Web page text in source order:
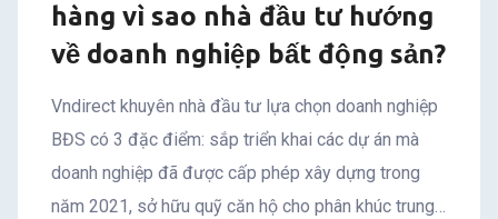
hàng vì sao nhà đầu tư hướng
về doanh nghiệp bất động sản?
Vndirect khuyên nhà đầu tư lựa chọn doanh nghiệp
BĐS có 3 đặc điểm: sắp triển khai các dự án mà
doanh nghiệp đã được cấp phép xây dựng trong
năm 2021, sở hữu quỹ căn hộ cho phân khúc trung…